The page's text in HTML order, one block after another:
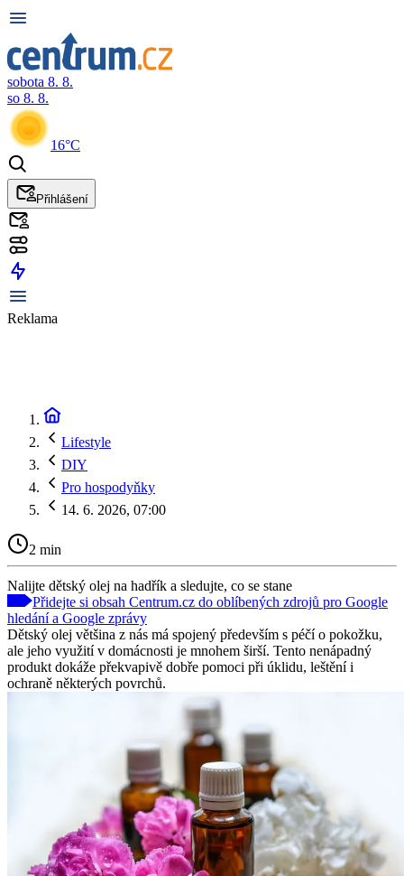
sobota 8. 8.
so 8. 8.
16°C
Přihlášení
Reklama
Lifestyle
DIY
Pro hospodyňky
14. 6. 2026, 07:00
2 min
Nalijte dětský olej na hadřík a sledujte, co se stane
Přidejte si obsah Centrum.cz do oblíbených zdrojů pro Google
hledání a Google zprávy
Dětský olej většina z nás má spojený především s péčí o pokožku,
ale jeho využití v domácnosti je mnohem širší. Tento nenápadný
produkt dokáže překvapivě dobře pomoci při úklidu, leštění i
ochraně některých povrchů.